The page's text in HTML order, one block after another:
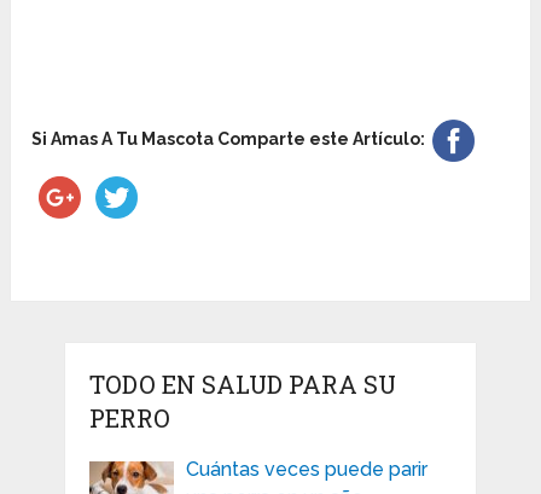
Si Amas A Tu Mascota Comparte este Artículo:
TODO EN SALUD PARA SU
PERRO
Cuántas veces puede parir